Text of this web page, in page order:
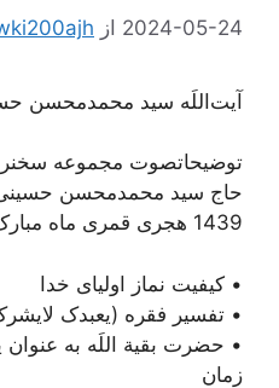
2024-05-24 از
آیت‌اللَه سید محمدمحسن
توضیحاتصوت مجموعه
حاج سید محمدمحسن
1439 هجری قمری ماه مبارک رمضان پیرامون:
• کیفیت نماز اولیای خدا
• تفسير فقره (يعبدک
• حضرت بقیة اللَه به
زمان